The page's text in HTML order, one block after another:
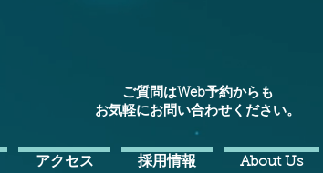
ご質問はWeb予約からも
お気軽にお問い合わせください。
アクセス 採用情報 About Us